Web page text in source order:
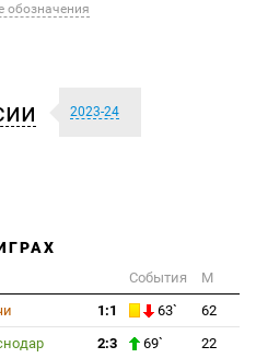
обозначения
2023-24
События
М
1:1 63`
62
2:3 69`
22